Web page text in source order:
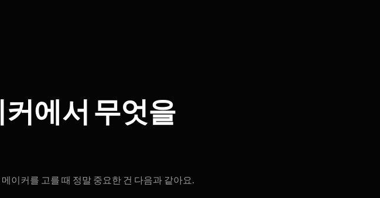
커에서 무엇을
이커를 고를 때 정말 중요한 건 다음과 같아요.